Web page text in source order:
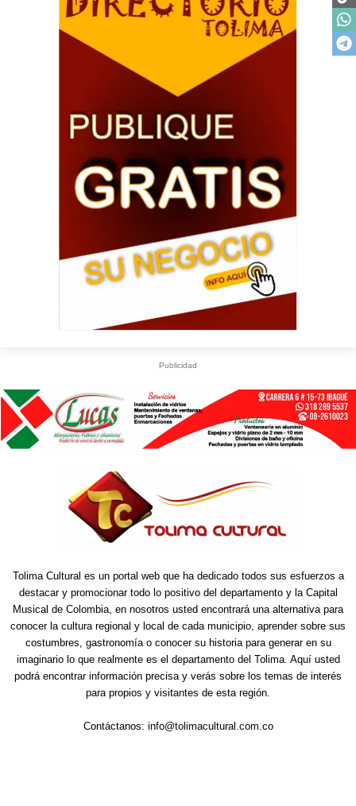
Publicidad
Tolima Cultural es un portal web que ha dedicado todos sus esfuerzos a
destacar y promocionar todo lo positivo del departamento y la Capital
Musical de Colombia, en nosotros usted encontrará una alternativa para
conocer la cultura regional y local de cada municipio, aprender sobre sus
costumbres, gastronomía o conocer su historia para generar en su
imaginario lo que realmente es el departamento del Tolima. Aquí usted
podrá encontrar información precisa y verás sobre los temas de interés
para propios y visitantes de esta región.
Contáctanos: info@tolimacultural.com.co